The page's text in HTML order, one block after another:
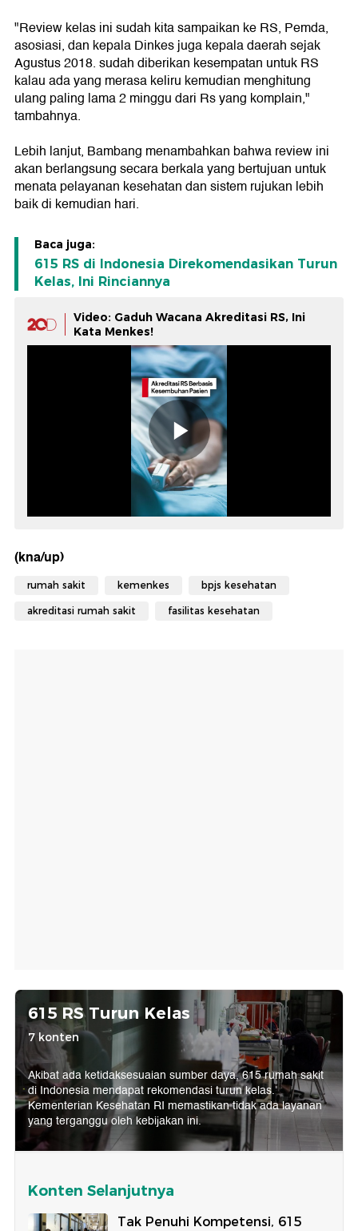
"Review kelas ini sudah kita sampaikan ke RS, Pemda,
asosiasi, dan kepala Dinkes juga kepala daerah sejak
Agustus 2018. sudah diberikan kesempatan untuk RS
kalau ada yang merasa keliru kemudian menghitung
ulang paling lama 2 minggu dari Rs yang komplain,"
tambahnya.
Lebih lanjut, Bambang menambahkan bahwa review ini
akan berlangsung secara berkala yang bertujuan untuk
menata pelayanan kesehatan dan sistem rujukan lebih
baik di kemudian hari.
Baca juga:
615 RS di Indonesia Direkomendasikan Turun
Kelas, Ini Rinciannya
Video: Gaduh Wacana Akreditasi RS, Ini
Kata Menkes!
(kna/up)
rumah sakit kemenkes bpjs kesehatan
akreditasi rumah sakit fasilitas kesehatan
615 RS Turun Kelas
7 konten
Akibat ada ketidaksesuaian sumber daya, 615 rumah sakit
di Indonesia mendapat rekomendasi turun kelas.
Kementerian Kesehatan RI memastikan tidak ada layanan
yang terganggu oleh kebijakan ini.
Konten Selanjutnya
Tak Penuhi Kompetensi, 615